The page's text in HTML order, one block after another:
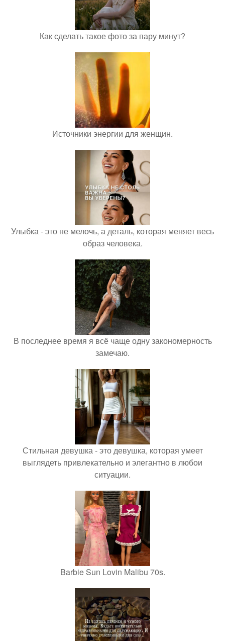
Как сделать такое фото за пару минут?
Источники энергии для женщин.
Улыбка - это не мелочь, а деталь, которая меняет весь
образ человека.
В последнее время я всё чаще одну закономерность
замечаю.
Стильная девушка - это девушка, которая умеет
выглядеть привлекательно и элегантно в любои
ситуации.
Barbie Sun Lovin Malibu 70s.